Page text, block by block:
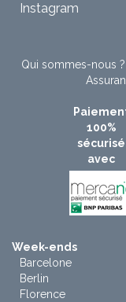
Instagram
Qui sommes-nous ?
100%
sécurisé
avec
Week-ends
Barcelone
Berlin
Florence